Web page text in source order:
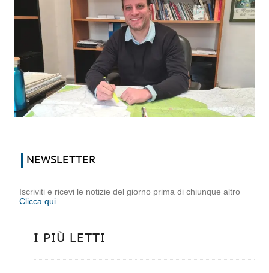
NEWSLETTER
Iscriviti e ricevi le notizie del giorno prima di chiunque altro
Clicca qui
I PIÙ LETTI